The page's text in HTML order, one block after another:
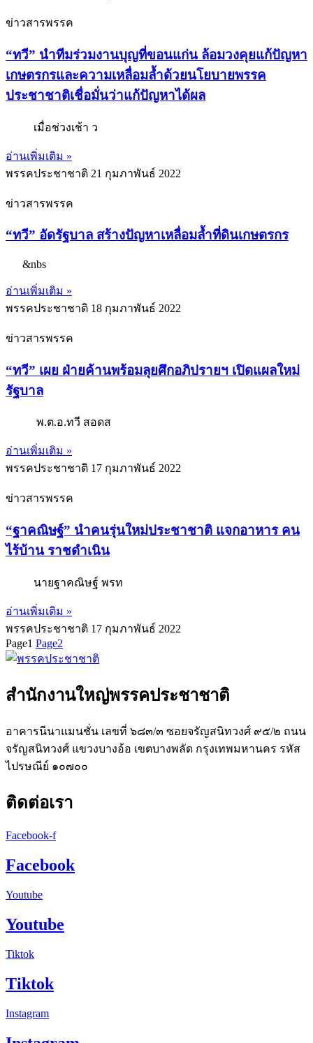
ข่าวสารพรรค
“ทวี” นำทีมร่วมงานบุญที่ขอนแก่น ล้อมวงคุยแก้ปัญหา
เกษตรกรและความเหลื่อมล้ำด้วยนโยบายพรรค
ประชาชาติเชื่อมั่นว่าแก้ปัญหาได้ผล
เมื่อช่วงเช้า ว
อ่านเพิ่มเติม »
พรรคประชาชาติ 21 กุมภาพันธ์ 2022
ข่าวสารพรรค
“ทวี” อัดรัฐบาล สร้างปัญหาเหลื่อมล้ำที่ดินเกษตรกร
&nbs
อ่านเพิ่มเติม »
พรรคประชาชาติ 18 กุมภาพันธ์ 2022
ข่าวสารพรรค
“ทวี” เผย ฝ่ายค้านพร้อมลุยศึกอภิปรายฯ เปิดแผลใหม่
รัฐบาล
พ.ต.อ.ทวี สอดส
อ่านเพิ่มเติม »
พรรคประชาชาติ 17 กุมภาพันธ์ 2022
ข่าวสารพรรค
“ฐาคณิษฐ์” นำคนรุ่นใหม่ประชาชาติ แจกอาหาร คน
ไร้บ้าน ราชดำเนิน
นายฐาคณิษฐ์ พรท
อ่านเพิ่มเติม »
พรรคประชาชาติ 17 กุมภาพันธ์ 2022
Page1 Page2
สำนักงานใหญ่พรรคประชาชาติ
อาคารนีนาแมนชั่น เลขที่ ๖๘๓/๓ ซอยจรัญสนิทวงศ์ ๙๕/๒ ถนน
จรัญสนิทวงศ์ แขวงบางอ้อ เขตบางพลัด กรุงเทพมหานคร รหัส
ไปรษณีย์ ๑๐๗๐๐
ติดต่อเรา
Facebook-f
Facebook
Youtube
Youtube
Tiktok
Tiktok
Instagram